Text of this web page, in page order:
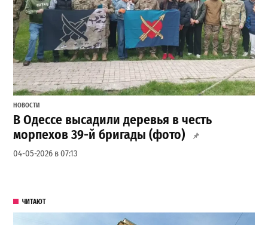
НОВОСТИ
В Одессе высадили деревья в честь
морпехов 39-й бригады (фото)
04-05-2026 в 07:13
ЧИТАЮТ